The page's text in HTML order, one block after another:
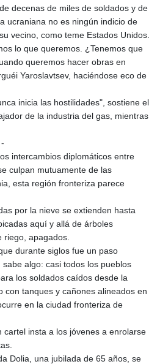
decenas de miles de soldados y de
ucraniana no es ningún indicio de
vecino, como teme Estados Unidos.
lo que queremos. ¿Tenemos que
queremos hacer obras en
Yaroslavtsev, haciéndose eco de
inicia las hostilidades", sostiene el
de la industria del gas, mientras
intercambios diplomáticos entre
culpan mutuamente de las
esta región fronteriza parece
por la nieve se extienden hasta
aquí y allá de árboles
apagados.
durante siglos fue un paso
algo: casi todos los pueblos
los soldados caídos desde la
con tanques y cañones alineados en
en la ciudad fronteriza de
cartel insta a los jóvenes a enrolarse
Dolia, una jubilada de 65 años, se